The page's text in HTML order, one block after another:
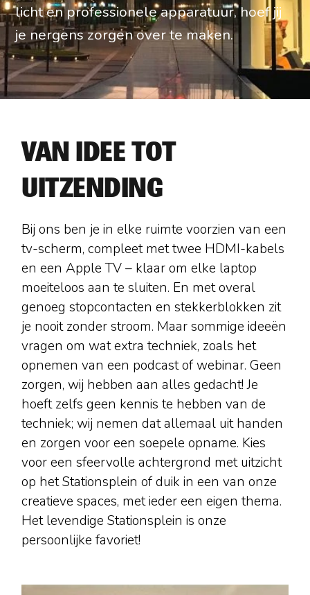
licht en professionele apparatuur, hoef jij
je nergens zorgen over te maken.
VAN IDEE TOT
UITZENDING
Bij ons ben je in elke ruimte voorzien van een
tv-scherm, compleet met twee HDMI-kabels
en een Apple TV – klaar om elke laptop
moeiteloos aan te sluiten. En met overal
genoeg stopcontacten en stekkerblokken zit
je nooit zonder stroom. Maar sommige ideeën
vragen om wat extra techniek, zoals het
opnemen van een podcast of webinar. Geen
zorgen, wij hebben aan alles gedacht! Je
hoeft zelfs geen kennis te hebben van de
techniek; wij nemen dat allemaal uit handen
en zorgen voor een soepele opname. Kies
voor een sfeervolle achtergrond met uitzicht
op het Stationsplein of duik in een van onze
creatieve spaces, met ieder een eigen thema.
Het levendige Stationsplein is onze
persoonlijke favoriet!